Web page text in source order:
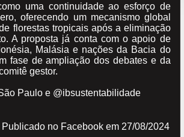
uma continuidade ao esforço de
oferecendo um mecanismo global
florestas tropicais após a eliminação
A proposta já conta com o apoio de
Malásia e nações da Bacia do
fase de ampliação dos debates e da
gestor.
Paulo e @ibsustentabilidade
Publicado no Facebook em 27/08/2024